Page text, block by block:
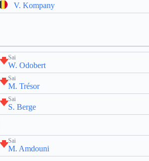
V. Kompany
Sai
W. Odobert
Sai
M. Trésor
Sai
S. Berge
Sai
M. Amdouni